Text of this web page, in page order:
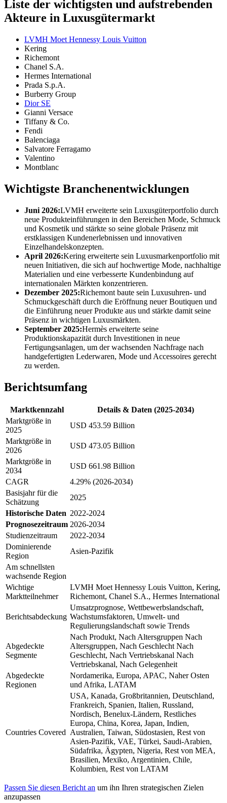
Liste der wichtigsten und aufstrebenden
Akteure in Luxusgütermarkt
LVMH Moet Hennessy Louis Vuitton
Kering
Richemont
Chanel S.A.
Hermes International
Prada S.p.A.
Burberry Group
Dior SE
Gianni Versace
Tiffany & Co.
Fendi
Balenciaga
Salvatore Ferragamo
Valentino
Montblanc
Wichtigste Branchenentwicklungen
Juni 2026:LVMH erweiterte sein Luxusgüterportfolio durch
neue Produkteinführungen in den Bereichen Mode, Schmuck
und Kosmetik und stärkte so seine globale Präsenz mit
erstklassigen Kundenerlebnissen und innovativen
Einzelhandelskonzepten.
April 2026:Kering erweiterte sein Luxusmarkenportfolio mit
neuen Initiativen, die sich auf hochwertige Mode, nachhaltige
Materialien und eine verbesserte Kundenbindung auf
internationalen Märkten konzentrieren.
Dezember 2025:Richemont baute sein Luxusuhren- und
Schmuckgeschäft durch die Eröffnung neuer Boutiquen und
die Einführung neuer Produkte aus und stärkte damit seine
Präsenz in wichtigen Luxusmärkten.
September 2025:Hermès erweiterte seine
Produktionskapazität durch Investitionen in neue
Fertigungsanlagen, um der wachsenden Nachfrage nach
handgefertigten Lederwaren, Mode und Accessoires gerecht
zu werden.
Berichtsumfang
Marktkennzahl
Details & Daten (2025-2034)
Marktgröße in
2025
USD 453.59 Billion
Marktgröße in
2026
USD 473.05 Billion
Marktgröße in
2034
USD 661.98 Billion
CAGR
4.29% (2026-2034)
Basisjahr für die
Schätzung
2025
Historische Daten 2022-2024
Prognosezeitraum 2026-2034
Studienzeitraum
2022-2034
Dominierende
Region
Asien-Pazifik
Am schnellsten
wachsende Region
Wichtige
Marktteilnehmer
LVMH Moet Hennessy Louis Vuitton, Kering,
Richemont, Chanel S.A., Hermes International
Berichtsabdeckung
Umsatzprognose, Wettbewerbslandschaft,
Wachstumsfaktoren, Umwelt- und
Regulierungslandschaft sowie Trends
Abgedeckte
Segmente
Nach Produkt, Nach Altersgruppen Nach
Altersgruppen, Nach Geschlecht Nach
Geschlecht, Nach Vertriebskanal Nach
Vertriebskanal, Nach Gelegenheit
Abgedeckte
Regionen
Nordamerika, Europa, APAC, Naher Osten
und Afrika, LATAM
Countries Covered
USA, Kanada, Großbritannien, Deutschland,
Frankreich, Spanien, Italien, Russland,
Nordisch, Benelux-Ländern, Restliches
Europa, China, Korea, Japan, Indien,
Australien, Taiwan, Südostasien, Rest von
Asien-Pazifik, VAE, Türkei, Saudi-Arabien,
Südafrika, Ägypten, Nigeria, Rest von MEA,
Brasilien, Mexiko, Argentinien, Chile,
Kolumbien, Rest von LATAM
Passen Sie diesen Bericht an um ihn Ihren strategischen Zielen
anzupassen